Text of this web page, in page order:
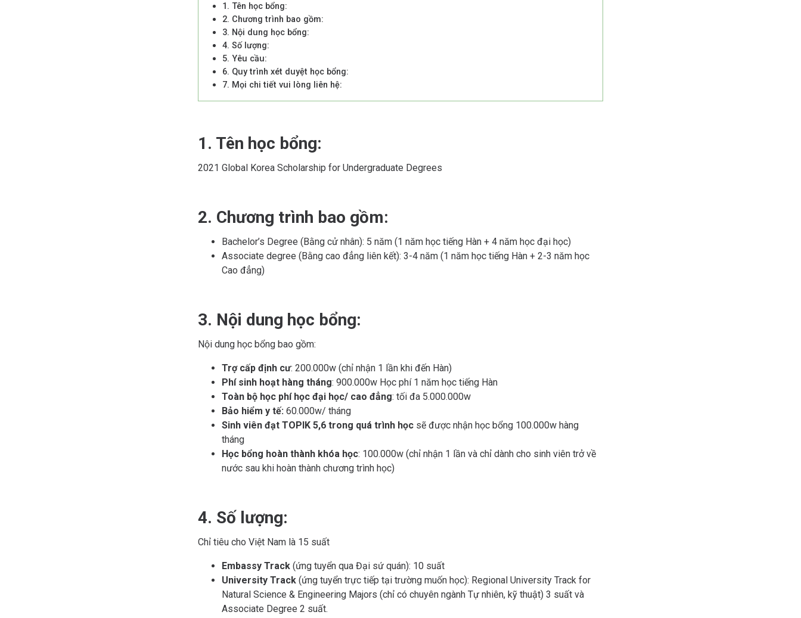
1. Tên học bổng:
2. Chương trình bao gồm:
3. Nội dung học bổng:
4. Số lượng:
5. Yêu cầu:
6. Quy trình xét duyệt học bổng:
7. Mọi chi tiết vui lòng liên hệ:
1. Tên học bổng:
2021 Global Korea Scholarship for Undergraduate Degrees
2. Chương trình bao gồm:
Bachelor’s Degree (Bằng cử nhân): 5 năm (1 năm học tiếng Hàn + 4 năm học đại học)
Associate degree (Bằng cao đẳng liên kết): 3-4 năm (1 năm học tiếng Hàn + 2-3 năm học
Cao đẳng)
3. Nội dung học bổng:
Nội dung học bổng bao gồm:
Trợ cấp định cư: 200.000w (chỉ nhận 1 lần khi đến Hàn)
Phí sinh hoạt hàng tháng: 900.000w Học phí 1 năm học tiếng Hàn
Toàn bộ học phí học đại học/ cao đẳng: tối đa 5.000.000w
Bảo hiểm y tế: 60.000w/ tháng
Sinh viên đạt TOPIK 5,6 trong quá trình học sẽ được nhận học bổng 100.000w hàng
tháng
Học bổng hoàn thành khóa học: 100.000w (chỉ nhận 1 lần và chỉ dành cho sinh viên trở về
nước sau khi hoàn thành chương trình học)
4. Số lượng:
Chỉ tiêu cho Việt Nam là 15 suất
Embassy Track (ứng tuyển qua Đại sứ quán): 10 suất
University Track (ứng tuyển trực tiếp tại trường muốn học): Regional University Track for
Natural Science & Engineering Majors (chỉ có chuyên ngành Tự nhiên, kỹ thuật) 3 suất và
Associate Degree 2 suất.